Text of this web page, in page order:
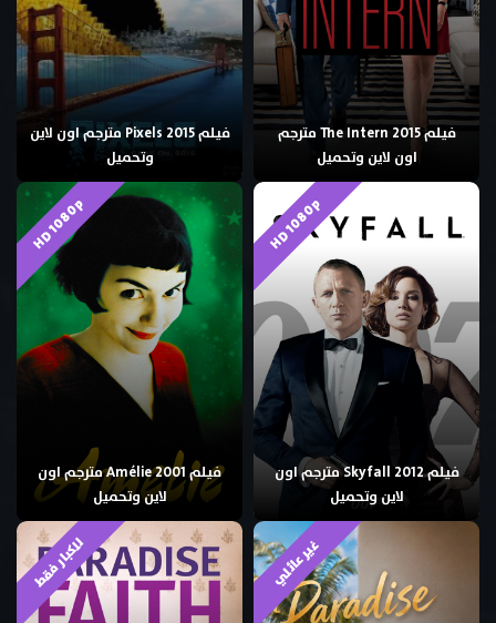
فيلم The Intern 2015 مترجم
اون لاين وتحميل
فيلم Pixels 2015 مترجم اون لاين
وتحميل
HD 1080p
فيلم Skyfall 2012 مترجم اون
لاين وتحميل
HD 1080p
فيلم Amélie 2001 مترجم اون
لاين وتحميل
غير عائلي للكبار فقط